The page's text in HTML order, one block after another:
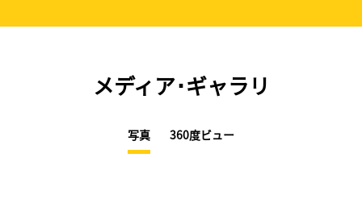
メディア･ギャラリ
写真 360度ビュー